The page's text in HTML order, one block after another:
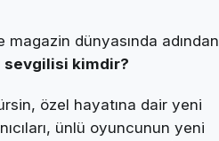
dünyasında adından
sevgilisi kimdir?
özel hayatına dair yeni
ünlü oyuncunun yeni